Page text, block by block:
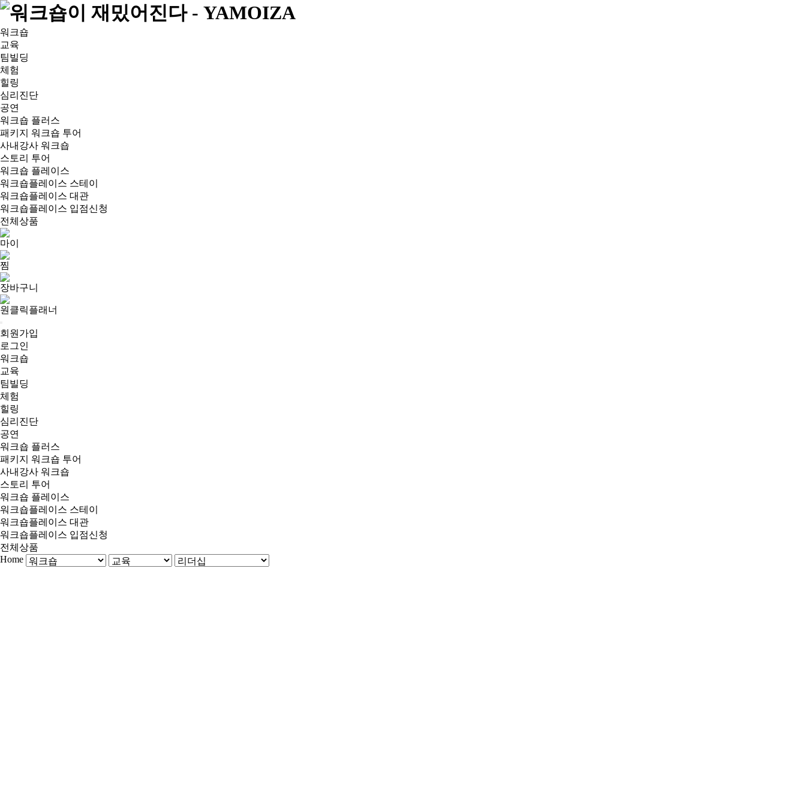
워크숍
교육
팀빌딩
체험
힐링
심리진단
공연
워크숍 플러스
패키지 워크숍 투어
사내강사 워크숍
스토리 투어
워크숍 플레이스
워크숍플레이스 스테이
워크숍플레이스 대관
워크숍플레이스 입점신청
전체상품
마이
찜
장바구니
원클릭플래너
회원가입
로그인
워크숍
교육
팀빌딩
체험
힐링
심리진단
공연
워크숍 플러스
패키지 워크숍 투어
사내강사 워크숍
스토리 투어
워크숍 플레이스
워크숍플레이스 스테이
워크숍플레이스 대관
워크숍플레이스 입점신청
전체상품
Home